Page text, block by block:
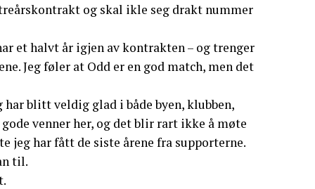
og skal ikle seg drakt nummer
et halvt år igjen av kontrakten – og trenger
Jeg føler at Odd er en god match, men det
blitt veldig glad i både byen, klubben,
venner her, og det blir rart ikke å møte
jeg har fått de siste årene fra supporterne.
til.